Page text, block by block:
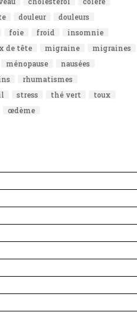
douleur
douleurs
foie froid
insomnie
de tête migraine
migraines
ménopause
nausées
rhumatismes
stress thé vert
toux
œdème